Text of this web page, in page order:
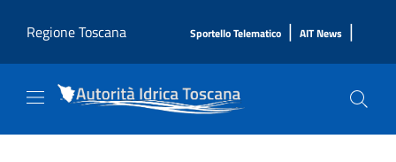
Regione Toscana
Sportello Telematico | AIT News |